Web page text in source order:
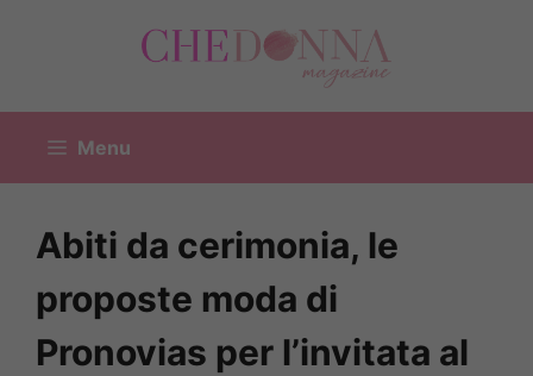
Menu
Abiti da cerimonia, le
proposte moda di
Pronovias per l’invitata al